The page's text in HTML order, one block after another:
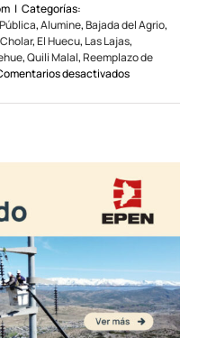
| Categorías:
,Alumine,Bajada del Agrio,
,El Huecu, Las Lajas,
,Quili Malal,Reemplazo de
desactivadosen
programados